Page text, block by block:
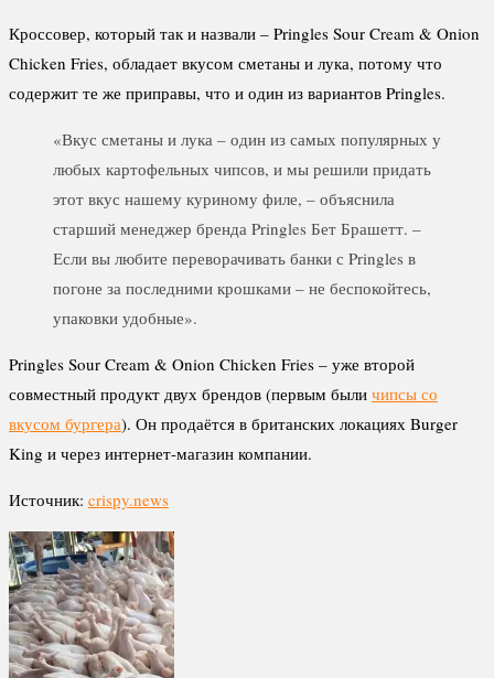
Кроссовер, который так и назвали – Pringles Sour Cream & Onion
Chicken Fries, обладает вкусом сметаны и лука, потому что
содержит те же приправы, что и один из вариантов Pringles.
«Вкус сметаны и лука – один из самых популярных у
любых картофельных чипсов, и мы решили придать
этот вкус нашему куриному филе, – объяснила
старший менеджер бренда Pringles Бет Брашетт. –
Если вы любите переворачивать банки с Pringles в
погоне за последними крошками – не беспокойтесь,
упаковки удобные».
Pringles Sour Cream & Onion Chicken Fries – уже второй
совместный продукт двух брендов (первым были чипсы со
вкусом бургера). Он продаётся в британских локациях Burger
King и через интернет-магазин компании.
Источник: crispy.news